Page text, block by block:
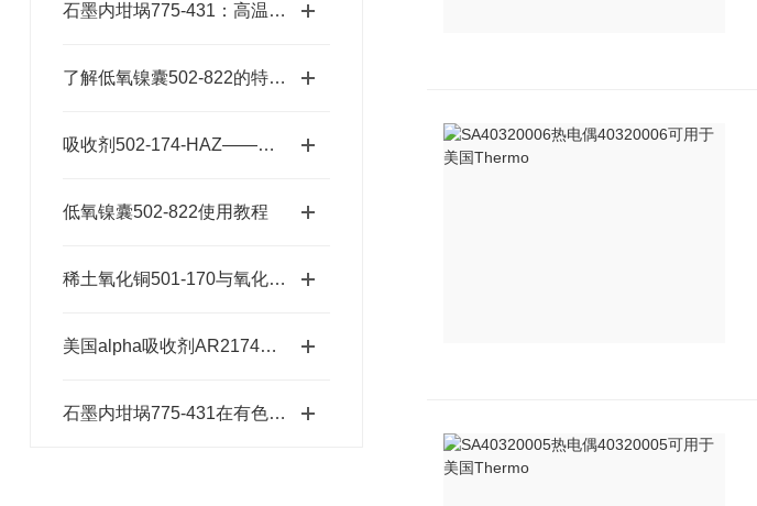
石墨内坩埚775-431：高温熔炼的坚实卫士
了解低氧镍囊502-822的特性与应用
吸收剂502-174-HAZ——碱石棉二氧化碳吸收剂原理与元素分析及气体净化应用
低氧镍囊502-822使用教程
稀土氧化铜501-170与氧化铜的材料特性差异
美国alpha吸收剂AR2174：适配多种元素的精准分析需求
石墨内坩埚775-431在有色金属冶炼中的应用